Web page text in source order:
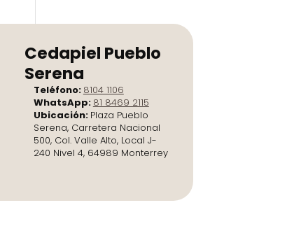
Cedapiel Pueblo
Serena
Teléfono: 8104 1106
WhatsApp: 81 8469 2115
Ubicación: Plaza Pueblo
Serena, Carretera Nacional
500, Col. Valle Alto, Local J-
240 Nivel 4, 64989 Monterrey